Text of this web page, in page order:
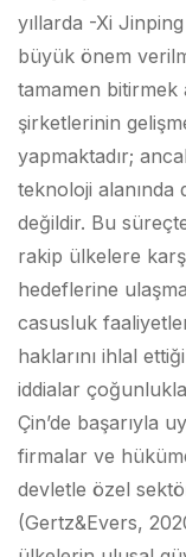
yıllarda -Xi
büyük önem
tamamen bitirmek
şirketlerinin
yapmaktadır;
teknoloji alanında
değildir. Bu
rakip ülkelere
hedeflerine
casusluk
haklarını ihlal
iddialar
Çin’de başarıyla
firmalar ve
devletle özel
(Gertz&Evers,